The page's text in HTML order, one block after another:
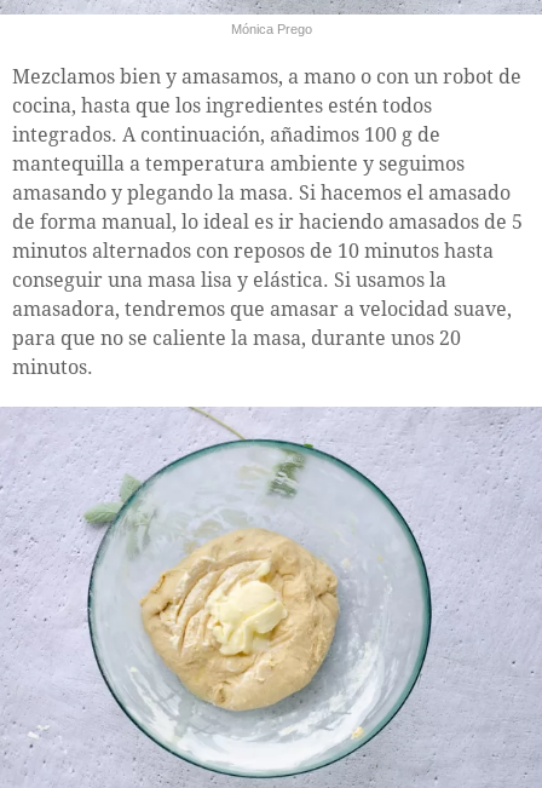
Mónica Prego
Mezclamos bien y amasamos, a mano o con un robot de
cocina, hasta que los ingredientes estén todos
integrados. A continuación, añadimos 100 g de
mantequilla a temperatura ambiente y seguimos
amasando y plegando la masa. Si hacemos el amasado
de forma manual, lo ideal es ir haciendo amasados de 5
minutos alternados con reposos de 10 minutos hasta
conseguir una masa lisa y elástica. Si usamos la
amasadora, tendremos que amasar a velocidad suave,
para que no se caliente la masa, durante unos 20
minutos.